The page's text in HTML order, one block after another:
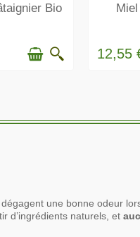
Bio
12,55
une bonne odeur
d’ingrédients naturels, et